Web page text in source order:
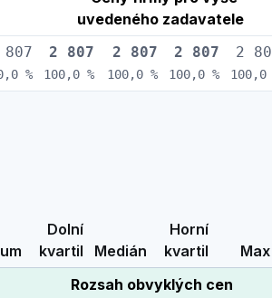
uvedeného zadavatele
%
2 807
100,0 %
2 807
100,0 %
2 807
100,0 %
2
100,0
Dolní
kvartil
Medián
Horní
kvartil
Max
Rozsah obvyklých cen